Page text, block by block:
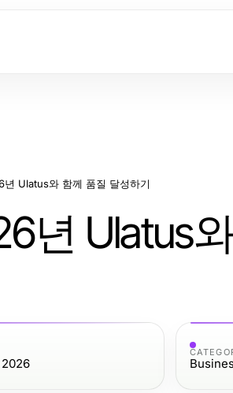
Ulatus와 함께 품질 달성하기
년 Ulatus